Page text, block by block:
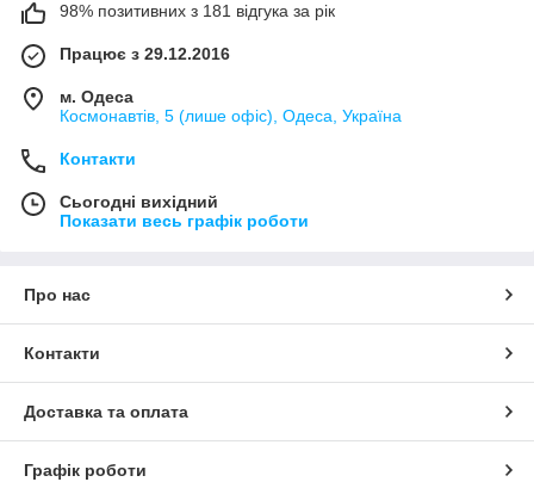
98% позитивних з 181 відгука за рік
Працює з 29.12.2016
м. Одеса
Космонавтів, 5 (лише офіс), Одеса, Україна
Контакти
Сьогодні вихідний
Показати весь графік роботи
Про нас
Контакти
Доставка та оплата
Графік роботи